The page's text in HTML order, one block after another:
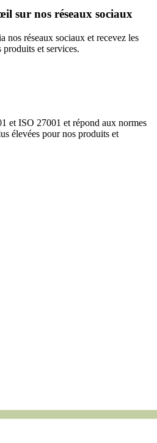
sur nos réseaux sociaux
nos réseaux sociaux et recevez les
produits et services.
et ISO 27001 et répond aux normes
élevées pour nos produits et